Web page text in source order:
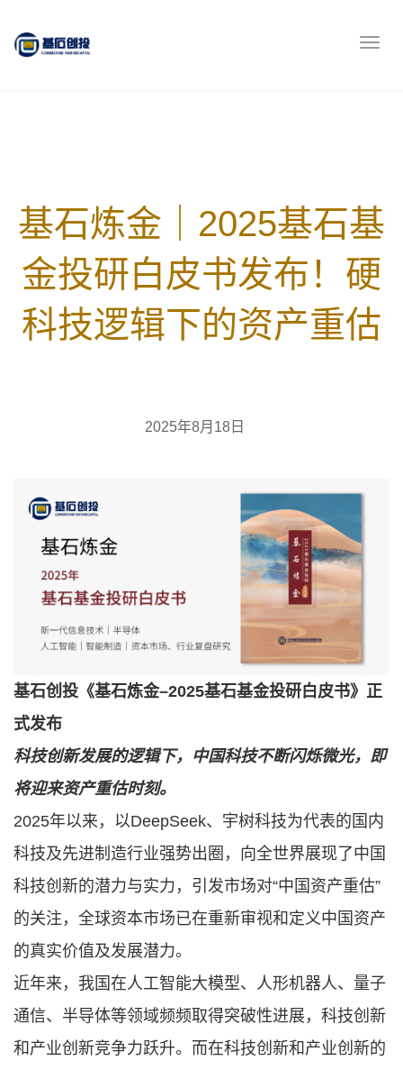
基石炼金｜2025基石基
金投研白皮书发布！硬
科技逻辑下的资产重估
2025年8月18日
基石创投《基石炼金–2025基石基金投研白皮书》正
式发布
科技创新发展的逻辑下，中国科技不断闪烁微光，即
将迎来资产重估时刻。
2025年以来，以DeepSeek、宇树科技为代表的国内
科技及先进制造行业强势出圈，向全世界展现了中国
科技创新的潜力与实力，引发市场对“中国资产重估”
的关注，全球资本市场已在重新审视和定义中国资产
的真实价值及发展潜力。
近年来，我国在人工智能大模型、人形机器人、量子
通信、半导体等领域频频取得突破性进展，科技创新
和产业创新竞争力跃升。而在科技创新和产业创新的